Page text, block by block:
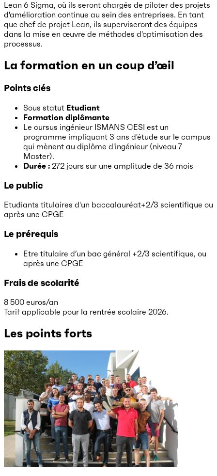
Lean 6 Sigma, où ils seront chargés de piloter des projets
d'amélioration continue au sein des entreprises. En tant
que chef de projet Lean, ils superviseront des équipes
dans la mise en œuvre de méthodes d'optimisation des
processus.
La formation en un coup d’œil
Points clés
Sous statut Etudiant
Formation diplômante
Le cursus ingénieur ISMANS CESI est un
programme impliquant 3 ans d'étude sur le campus
qui mènent au diplôme d'ingénieur (niveau 7
Master).
Durée : 272 jours sur une amplitude de 36 mois
Le public
Etudiants titulaires d'un baccalauréat+2/3 scientifique ou
après une CPGE
Le prérequis
Etre titulaire d’un bac général +2/3 scientifique, ou
après une CPGE
Frais de scolarité
8 500 euros/an
Tarif applicable pour la rentrée scolaire 2026.
Les points forts